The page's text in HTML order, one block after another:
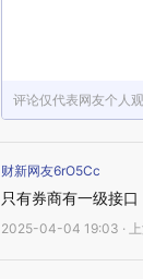
评论仅代表网友个人
财新网友6rO5Cc
只有券商有一级接
2025-04-04 19:03 ·